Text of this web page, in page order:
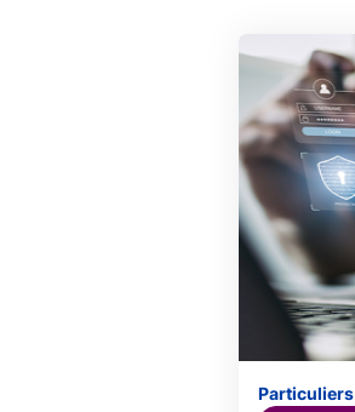
Particuliers